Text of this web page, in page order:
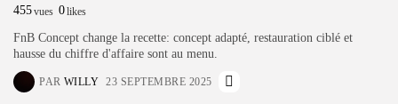
455vues 0likes
FnB Concept change la recette: concept adapté, restauration ciblé et
hausse du chiffre d'affaire sont au menu.
PAR WILLY 23 SEPTEMBRE 2025